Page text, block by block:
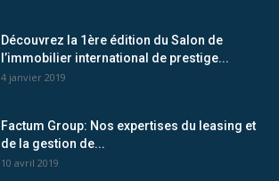
Découvrez la 1ère édition du Salon de
l’immobilier international de prestige...
4 janvier 2019
Factum Group: Nos expertises du leasing et
de la gestion de...
10 avril 2019